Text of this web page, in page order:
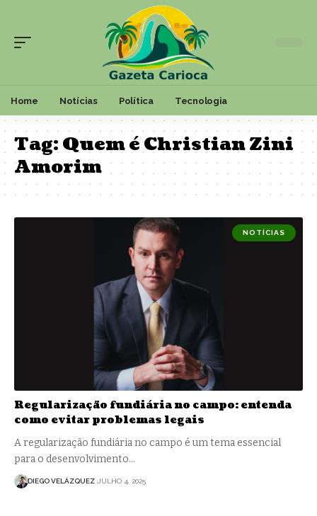
Home Notícias Política Tecnologia
Tag:Quem é Christian Zini
Amorim
NOTÍCIAS
Regularização fundiária no campo: entenda
como evitar problemas legais
A regularização fundiária no campo é um tema essencial
para o desenvolvimento…
DIEGO VELÁZQUEZ JULHO 4, 2025